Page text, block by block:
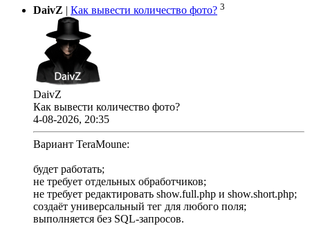
DaivZ | Как вывести количество фото? 3
DaivZ
Как вывести количество фото?
4-08-2026, 20:35
Вариант TeraMoune:
будет работать;
не требует отдельных обработчиков;
не требует редактировать show.full.php и show.short.php;
создаёт универсальный тег для любого поля;
выполняется без SQL-запросов.